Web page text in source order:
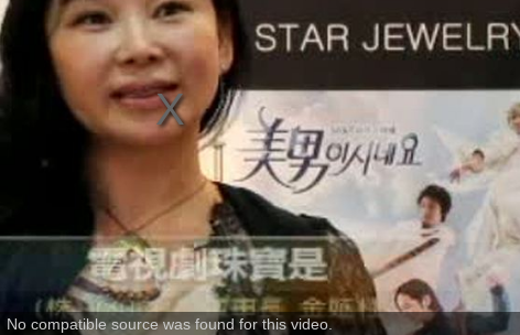
No compatible source was found for this video.